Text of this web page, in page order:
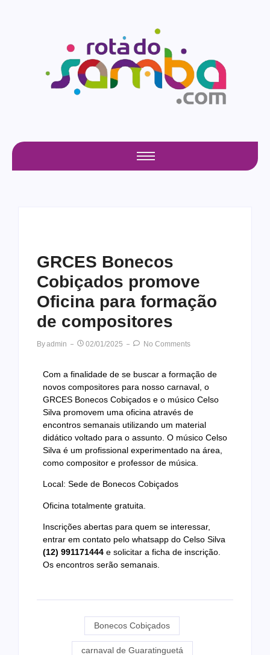
GRCES Bonecos
Cobiçados promove
Oficina para formação
de compositores
ByAdmin 02/01/2025 No Comments
Com a finalidade de se buscar a formação de
novos compositores para nosso carnaval, o
GRCES Bonecos Cobiçados e o músico Celso
Silva promovem uma oficina através de
encontros semanais utilizando um material
didático voltado para o assunto. O músico Celso
Silva é um profissional experimentado na área,
como compositor e professor de música.
Local: Sede de Bonecos Cobiçados
Oficina totalmente gratuita.
Inscrições abertas para quem se interessar,
entrar em contato pelo whatsapp do Celso Silva
(12) 991171444 e solicitar a ficha de inscrição.
Os encontros serão semanais.
Bonecos Cobiçados
carnaval de Guaratinguetá